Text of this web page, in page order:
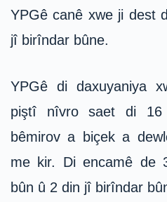
YPGê canê xwe ji dest
jî birîndar bûne.
YPGê di daxuyaniya
piştî nîvro saet di 16
bêmirov a biçek a
me kir. Di encamê de
bûn û 2 din jî birîndar